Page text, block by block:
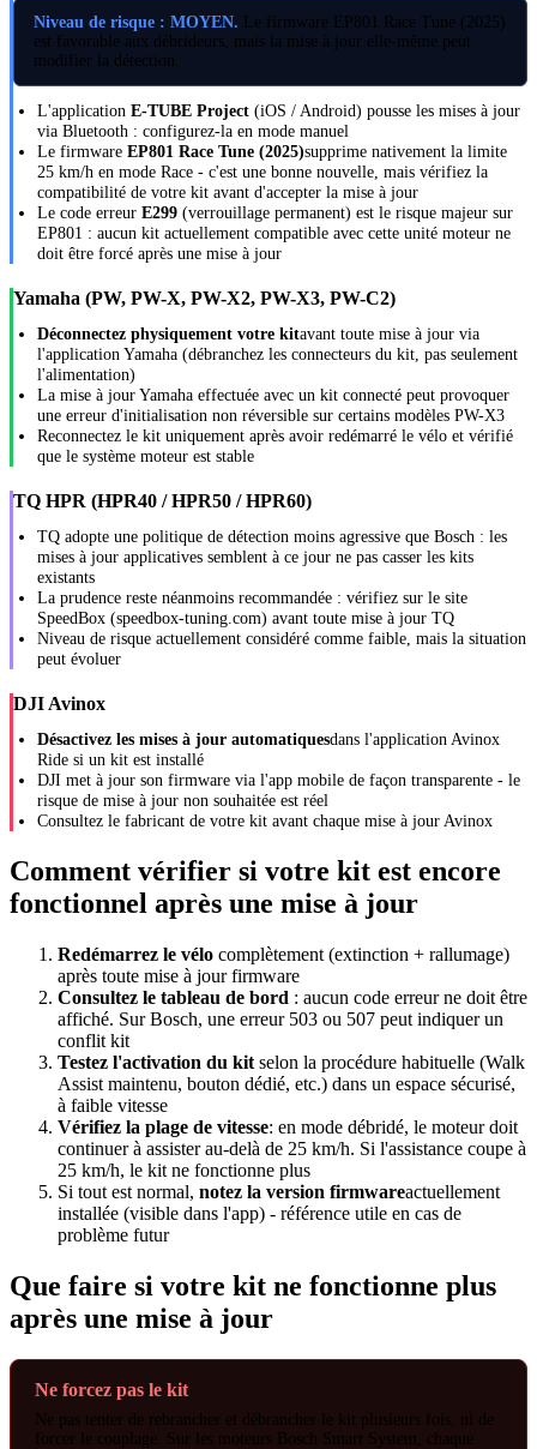
Niveau de risque : MOYEN. Le firmware EP801 Race Tune (2025)
est favorable aux débrideurs, mais la mise à jour elle-même peut
modifier la détection.
L'application E-TUBE Project (iOS / Android) pousse les mises à jour
via Bluetooth : configurez-la en mode manuel
Le firmware EP801 Race Tune (2025)supprime nativement la limite
25 km/h en mode Race - c'est une bonne nouvelle, mais vérifiez la
compatibilité de votre kit avant d'accepter la mise à jour
Le code erreur E299 (verrouillage permanent) est le risque majeur sur
EP801 : aucun kit actuellement compatible avec cette unité moteur ne
doit être forcé après une mise à jour
Yamaha (PW, PW-X, PW-X2, PW-X3, PW-C2)
Déconnectez physiquement votre kitavant toute mise à jour via
l'application Yamaha (débranchez les connecteurs du kit, pas seulement
l'alimentation)
La mise à jour Yamaha effectuée avec un kit connecté peut provoquer
une erreur d'initialisation non réversible sur certains modèles PW-X3
Reconnectez le kit uniquement après avoir redémarré le vélo et vérifié
que le système moteur est stable
TQ HPR (HPR40 / HPR50 / HPR60)
TQ adopte une politique de détection moins agressive que Bosch : les
mises à jour applicatives semblent à ce jour ne pas casser les kits
existants
La prudence reste néanmoins recommandée : vérifiez sur le site
SpeedBox (speedbox-tuning.com) avant toute mise à jour TQ
Niveau de risque actuellement considéré comme faible, mais la situation
peut évoluer
DJI Avinox
Désactivez les mises à jour automatiquesdans l'application Avinox
Ride si un kit est installé
DJI met à jour son firmware via l'app mobile de façon transparente - le
risque de mise à jour non souhaitée est réel
Consultez le fabricant de votre kit avant chaque mise à jour Avinox
Comment vérifier si votre kit est encore
fonctionnel après une mise à jour
Redémarrez le vélo complètement (extinction + rallumage)
après toute mise à jour firmware
Consultez le tableau de bord : aucun code erreur ne doit être
affiché. Sur Bosch, une erreur 503 ou 507 peut indiquer un
conflit kit
Testez l'activation du kit selon la procédure habituelle (Walk
Assist maintenu, bouton dédié, etc.) dans un espace sécurisé,
à faible vitesse
Vérifiez la plage de vitesse: en mode débridé, le moteur doit
continuer à assister au-delà de 25 km/h. Si l'assistance coupe à
25 km/h, le kit ne fonctionne plus
Si tout est normal, notez la version firmwareactuellement
installée (visible dans l'app) - référence utile en cas de
problème futur
Que faire si votre kit ne fonctionne plus
après une mise à jour
Ne forcez pas le kit
Ne pas tenter de rebrancher et débrancher le kit plusieurs fois, ni de
forcer le couplage. Sur les moteurs Bosch Smart System, chaque